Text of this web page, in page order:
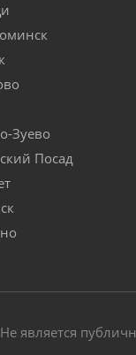
Зуево
Посад
является